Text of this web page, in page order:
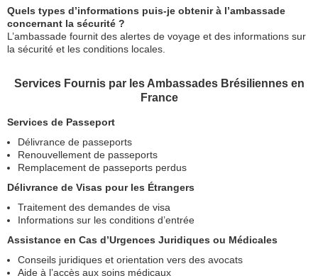
Quels types d’informations puis-je obtenir à l’ambassade
concernant la sécurité ?
L’ambassade fournit des alertes de voyage et des informations sur
la sécurité et les conditions locales.
Services Fournis par les Ambassades Brésiliennes en
France
Services de Passeport
Délivrance de passeports
Renouvellement de passeports
Remplacement de passeports perdus
Délivrance de Visas pour les Étrangers
Traitement des demandes de visa
Informations sur les conditions d’entrée
Assistance en Cas d’Urgences Juridiques ou Médicales
Conseils juridiques et orientation vers des avocats
Aide à l’accès aux soins médicaux